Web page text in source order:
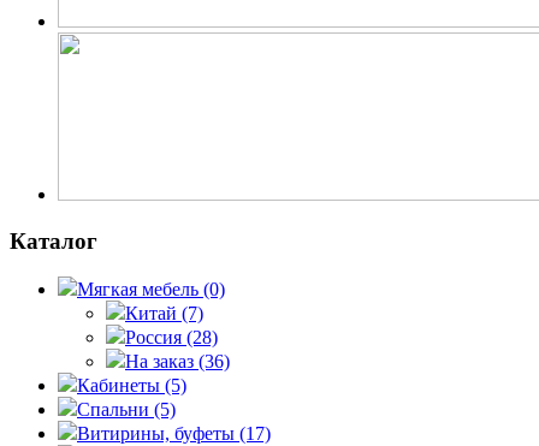
Каталог
Мягкая мебель (0)
Китай (7)
Россия (28)
На заказ (36)
Кабинеты (5)
Спальни (5)
Витирины, буфеты (17)